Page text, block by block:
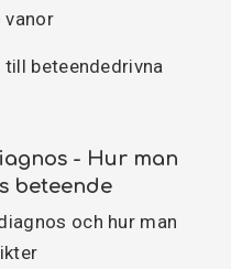
vanor
beteendedrivna
- Hur man
beteende
och hur man